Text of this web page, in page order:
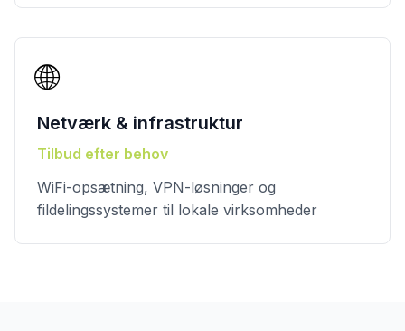
🌐
Netværk & infrastruktur
Tilbud efter behov
WiFi-opsætning, VPN-løsninger og
fildelingssystemer til lokale virksomheder